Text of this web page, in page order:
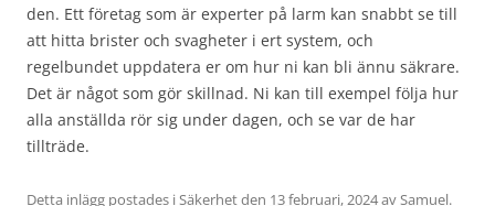
den. Ett företag som är experter på larm kan snabbt se till
att hitta brister och svagheter i ert system, och
regelbundet uppdatera er om hur ni kan bli ännu säkrare.
Det är något som gör skillnad. Ni kan till exempel följa hur
alla anställda rör sig under dagen, och se var de har
tillträde.
Detta inlägg postades iSäkerhetden 13 februari, 2024avSamuel.